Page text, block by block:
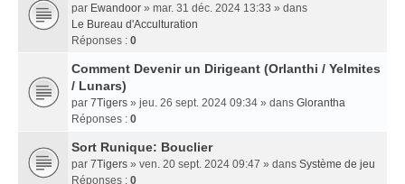
par Ewandoor » mar. 31 déc. 2024 13:33 » dans
Le Bureau d'Acculturation
Réponses : 0
Comment Devenir un Dirigeant (Orlanthi / Yelmites
/ Lunars)
par 7Tigers » jeu. 26 sept. 2024 09:34 » dans Glorantha
Réponses : 0
Sort Runique: Bouclier
par 7Tigers » ven. 20 sept. 2024 09:47 » dans Système de jeu
Réponses : 0